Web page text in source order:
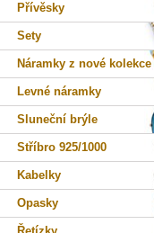
Přívěsky
Sety
Náramky z nové kolekce
Levné náramky
Sluneční brýle
Stříbro 925/1000
Kabelky
Opasky